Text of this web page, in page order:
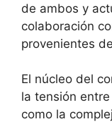
de ambos y
colaboración
provenientes
El núcleo del
la tensión
como la